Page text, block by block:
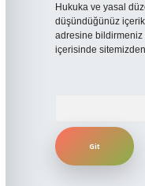
Hukuka ve yasal
düşündüğünüz
adresine
içerisinde sitemizden